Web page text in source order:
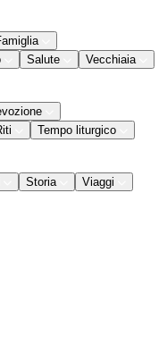
Salute
Vecchiaia
Tempo liturgico
Storia Viaggi